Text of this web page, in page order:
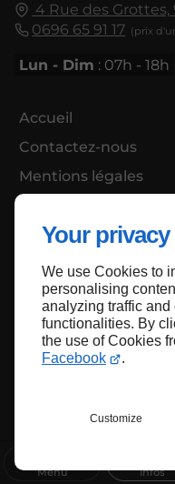
Your
We use Cookies to
personalising
analyzing traffic
functionalities. By
the use of Cookies
Facebook
.
Customize
Menu Infos
4 Rue des Grottes,
0696 65 91 17
Lun - Dim : 07h - 18h
Accueil
Contactez-nous
Mentions légales